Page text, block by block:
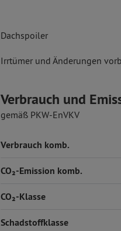
Dachspoiler
Irrtümer und Änderungen
Verbrauch und
gemäß PKW-EnVKV
Verbrauch komb.
CO₂-Emission komb.
CO₂-Klasse
Schadstoffklasse